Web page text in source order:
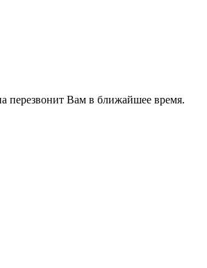
перезвонит Вам в ближайшее время.